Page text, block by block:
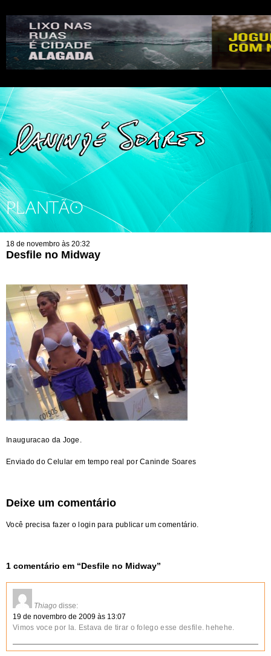
PLANTÃO
18 de novembro às 20:32
Desfile no Midway
Inauguracao da Joge.
Enviado do Celular em tempo real por Caninde Soares
Deixe um comentário
Você precisa fazer o login para publicar um comentário.
1 comentário em “Desfile no Midway”
Thiago disse:
19 de novembro de 2009 às 13:07
Vimos voce por la. Estava de tirar o folego esse desfile. hehehe.